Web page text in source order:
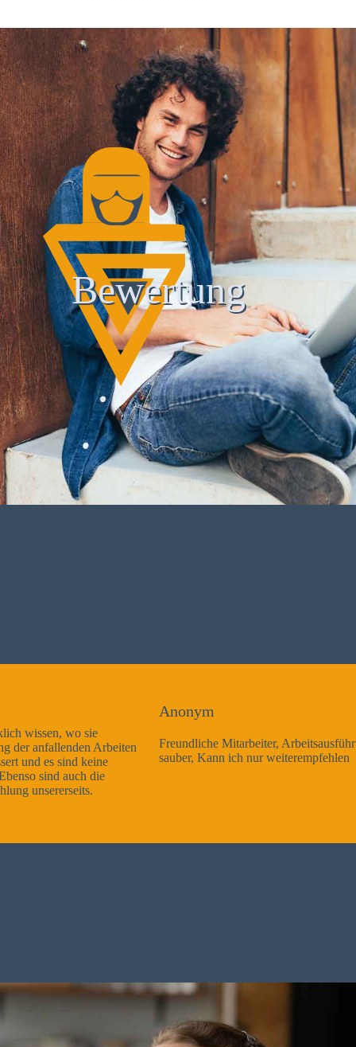
Bewertung
Freundliche Mitarbeiter, Arbeitsausführung sehr gut und sehr
sauber, Kann ich nur weiterempfehlen